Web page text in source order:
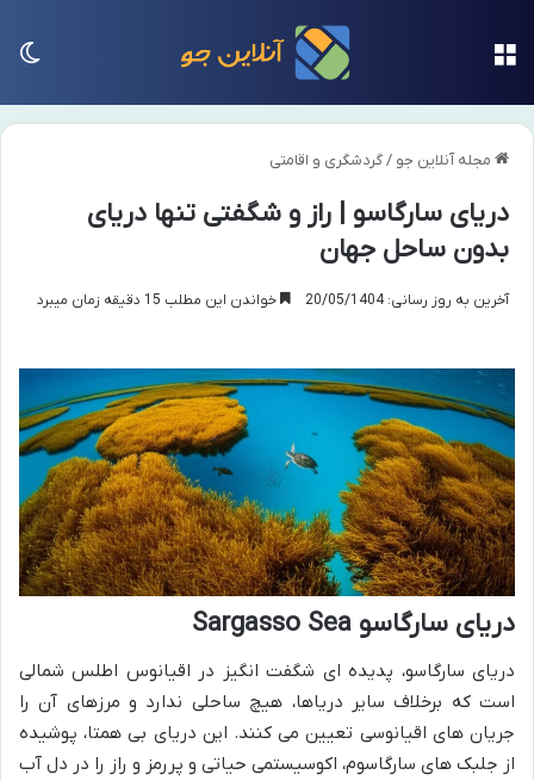
مجله آنلاین جو /گردشگری و اقامتی
دریای سارگاسو | راز و شگفتی تنها دریای
بدون ساحل جهان
آخرین به روز رسانی: 20/05/1404 خواندن این مطلب 15 دقیقه زمان میبرد
دریای سارگاسو Sargasso Sea
دریای سارگاسو، پدیده ای شگفت انگیز در اقیانوس اطلس شمالی
است که برخلاف سایر دریاها، هیچ ساحلی ندارد و مرزهای آن را
جریان های اقیانوسی تعیین می کنند. این دریای بی همتا، پوشیده
از جلبک های سارگاسوم، اکوسیستمی حیاتی و پررمز و راز را در دل آب